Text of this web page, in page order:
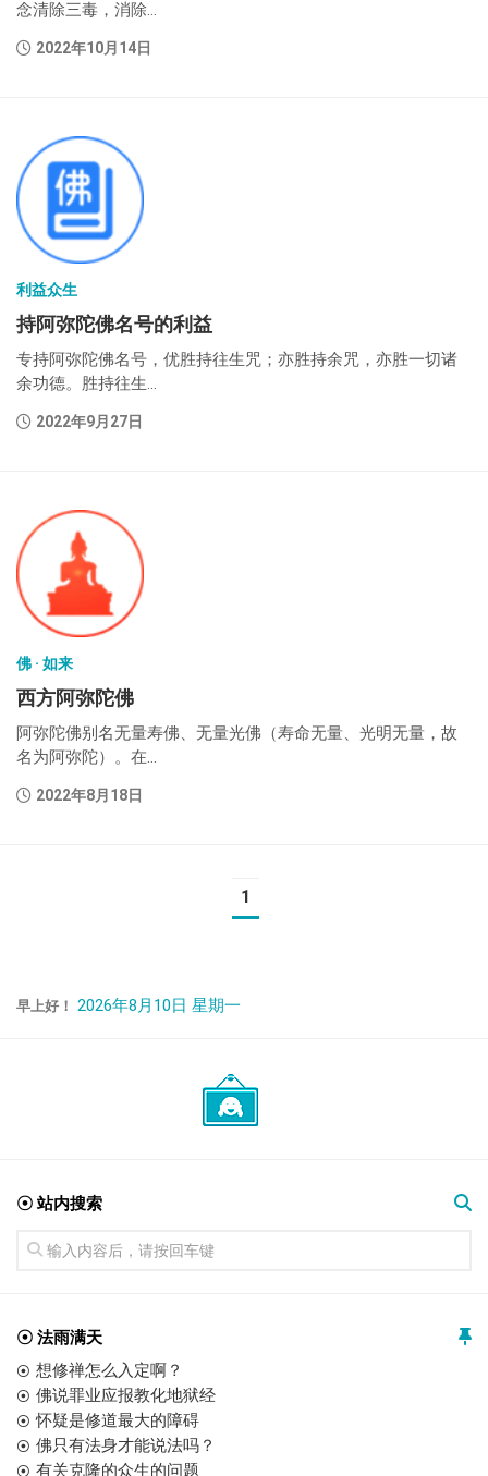
念清除三毒，消除...
2022年10月14日
利益众生
持阿弥陀佛名号的利益
专持阿弥陀佛名号，优胜持往生咒；亦胜持余咒，亦胜一切诸
余功德。胜持往生...
2022年9月27日
佛 · 如来
西方阿弥陀佛
阿弥陀佛别名无量寿佛、无量光佛（寿命无量、光明无量，故
名为阿弥陀）。在...
2022年8月18日
1
早上好！ 2026年8月10日 星期一
☉ 站内搜索
☉ 法雨满天
想修禅怎么入定啊？
佛说罪业应报教化地狱经
怀疑是修道最大的障碍
佛只有法身才能说法吗？
有关克隆的众生的问题